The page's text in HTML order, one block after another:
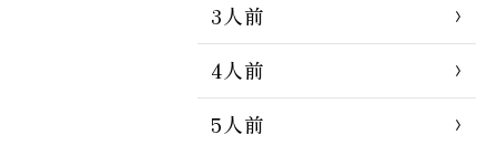
3人前
4人前
5人前